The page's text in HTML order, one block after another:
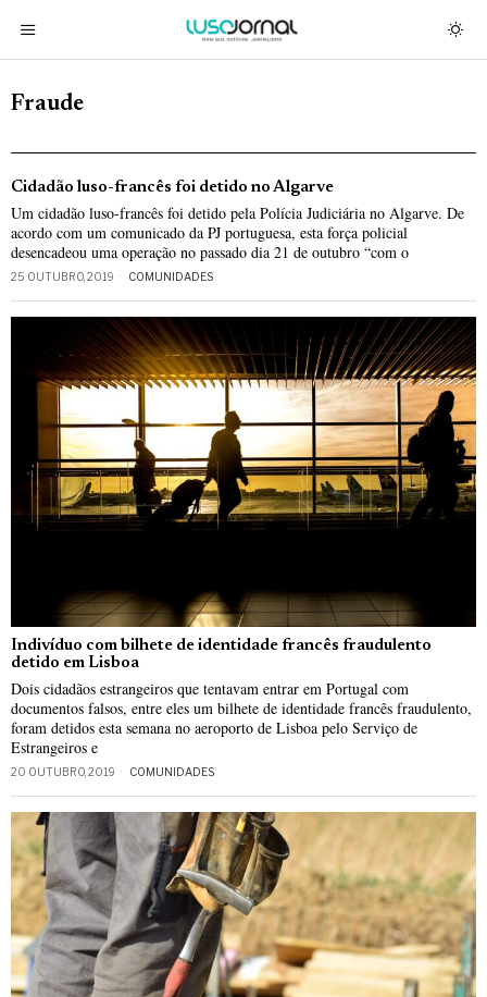
Fraude
Cidadão luso-francês foi detido no Algarve
Um cidadão luso-francês foi detido pela Polícia Judiciária no Algarve. De
acordo com um comunicado da PJ portuguesa, esta força policial
desencadeou uma operação no passado dia 21 de outubro “com o
25 OUTUBRO, 2019 COMUNIDADES
Indivíduo com bilhete de identidade francês fraudulento
detido em Lisboa
Dois cidadãos estrangeiros que tentavam entrar em Portugal com
documentos falsos, entre eles um bilhete de identidade francês fraudulento,
foram detidos esta semana no aeroporto de Lisboa pelo Serviço de
Estrangeiros e
20 OUTUBRO, 2019 COMUNIDADES